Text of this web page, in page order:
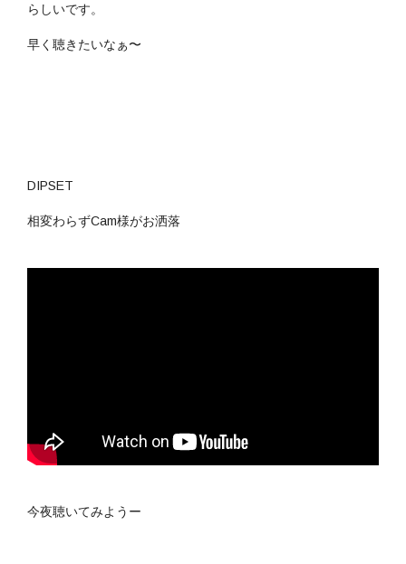
らしいです。
早く聴きたいなぁ〜
DIPSET
相変わらずCam様がお洒落
今夜聴いてみようー